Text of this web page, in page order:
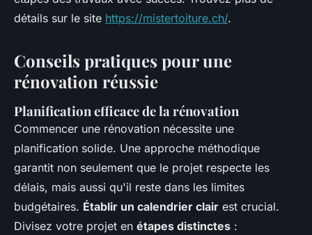
détails sur le site https://mistertoiture.ch/.
Conseils pratiques pour une
rénovation réussie
Planification efficace de la rénovation
Commencer une rénovation nécessite une
planification solide. Une approche méthodique
garantit non seulement que le projet respecte les
délais, mais aussi qu'il reste dans les limites
budgétaires. Établir un calendrier clair est crucial.
Divisez votre projet en étapes distinctes :